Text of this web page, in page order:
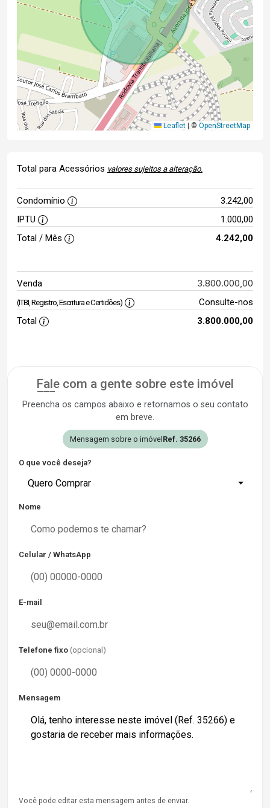
Leaflet © OpenStreetMap
Total para Acessórios valores sujeitos a alteração.
Condomínio
3.242,00
IPTU
1.000,00
Total / Mês
4.242,00
Venda 3.800.000,00
(ITBI, Registro, Escritura e Certidões)
Consulte-nos
Total
3.800.000,00
Fale com a gente sobre este imóvel
Preencha os campos abaixo e retornamos o seu contato
em breve.
Mensagem sobre o imóvel Ref. 35266
O que você deseja?
Quero Comprar
Nome
Celular / WhatsApp
E-mail
Telefone fixo (opcional)
Mensagem
Você pode editar esta mensagem antes de enviar.